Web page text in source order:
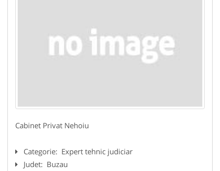
Cabinet Privat Nehoiu
Categorie: Expert tehnic judiciar
Judet: Buzau